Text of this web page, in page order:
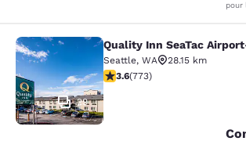
pour
Quality Inn SeaTac
29
Quality Inn SeaTac
Seattle, WA
28.15 km
3.65 étoiles. Bien. 773
3.6(773)